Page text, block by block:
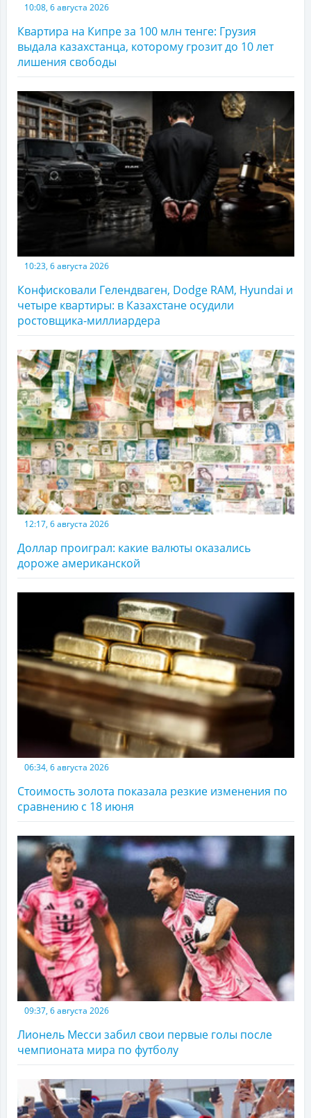
10:08, 6 августа 2026
Квартира на Кипре за 100 млн тенге: Грузия
выдала казахстанца, которому грозит до 10 лет
лишения свободы
10:23, 6 августа 2026
Конфисковали Гелендваген, Dodge RAM, Hyundai и
четыре квартиры: в Казахстане осудили
ростовщика-миллиардера
12:17, 6 августа 2026
Доллар проиграл: какие валюты оказались
дороже американской
06:34, 6 августа 2026
Стоимость золота показала резкие изменения по
сравнению с 18 июня
09:37, 6 августа 2026
Лионель Месси забил свои первые голы после
чемпионата мира по футболу